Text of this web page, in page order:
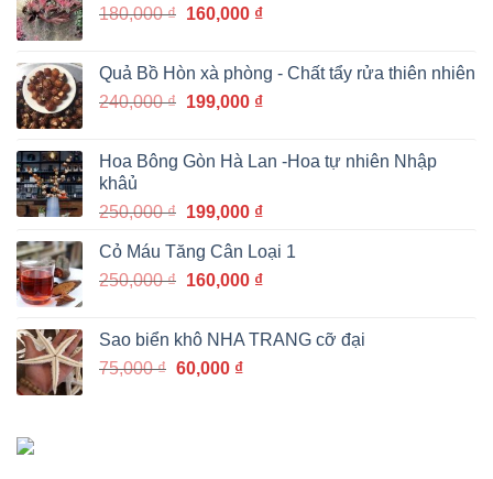
199,000 ₫.
180,000₫ Giá
180,000 ₫.
160,000 ₫Giá
là:
160,000 ₫.
Quả Bồ Hòn xà phòng - Chất tẩy rửa thiên nhiên
240,000₫ Giá
240,000 ₫.
199,000 ₫Giá
là:
Hoa Bông Gòn Hà Lan -Hoa tự nhiên Nhập
khâủ
250,000₫ Giá
là:
250,000 ₫.
199,000 ₫Giá
tại
là:
Cỏ Máu Tăng Cân Loại 1
250,000₫ Giá
250,000 ₫.
160,000 ₫Giá
là:
Sao biển khô NHA TRANG cỡ đại
75,000₫ Giá
60,000 ₫Giá